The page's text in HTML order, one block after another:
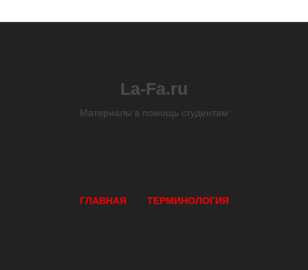
La-Fa.ru
Материалы в помощь студентам
ГЛАВНАЯ ТЕРМИНОЛОГИЯ